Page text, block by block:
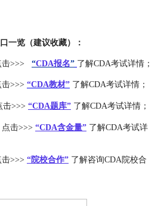
一览（建议收藏）：
>>> “CDA报名” 了解CDA考试详情；
>>> “CDA教材” 了解CDA考试详情；
击>>> “CDA题库” 了解CDA考试详情；
点击>>> “CDA含金量” 了解CDA考试详
击>>> “院校合作” 了解咨询CDA院校合